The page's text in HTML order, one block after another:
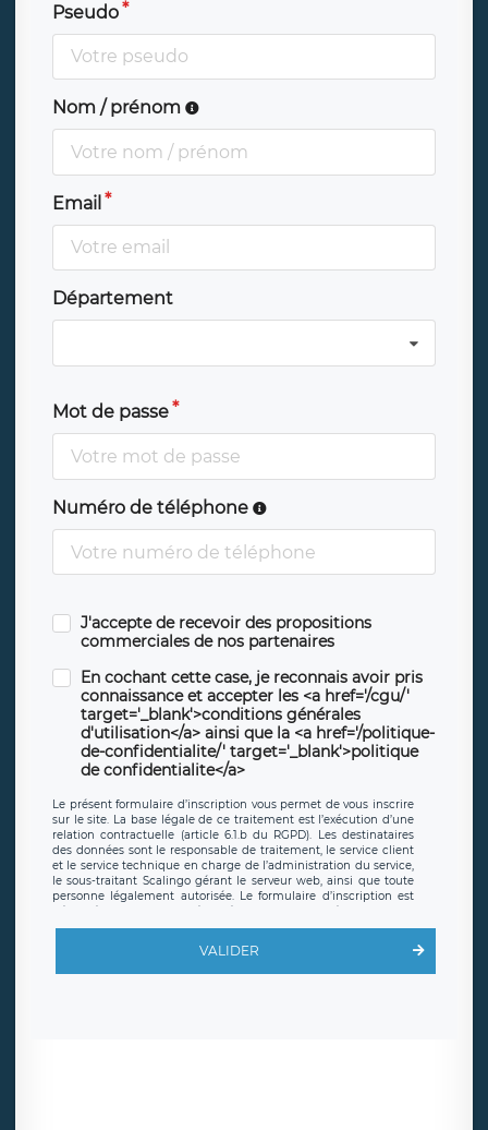
Pseudo
Nom / prénom
Email
Département
Mot de passe
Numéro de téléphone
J'accepte de recevoir des propositions
commerciales de nos partenaires
En cochant cette case, je reconnais avoir pris
connaissance et accepter les <a href='/cgu/'
target='_blank'>conditions générales
d'utilisation</a> ainsi que la <a href='/politique-
de-confidentialite/' target='_blank'>politique
de confidentialite</a>
Le présent formulaire d’inscription vous permet de vous inscrire
sur le site. La base légale de ce traitement est l’exécution d’une
relation contractuelle (article 6.1.b du RGPD). Les destinataires
des données sont le responsable de traitement, le service client
et le service technique en charge de l’administration du service,
le sous-traitant Scalingo gérant le serveur web, ainsi que toute
personne légalement autorisée. Le formulaire d’inscription est
offrant desclauses de protection conformes au RGPD. Les
en sollicite la suppression, étant entendu que vous pouvez
demander la suppression de vos données et retirer votre
VALIDER